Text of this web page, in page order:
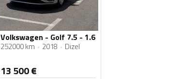
Volkswagen - Golf 7.5 - 1.6
252000 km 2018 Dizel
13 500€